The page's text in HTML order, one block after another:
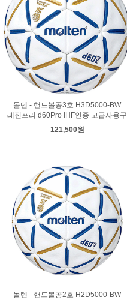
몰텐 - 핸드볼공3호 H3D5000-BW
레진프리 d60Pro IHF인증 고급사용구
121,500원
몰텐 - 핸드볼공2호 H2D5000-BW